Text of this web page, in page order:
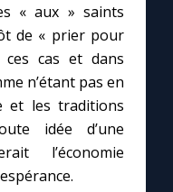
« aux » saints
de « prier pour
ces cas et dans
n’étant pas en
et les traditions
idée d’une
l’économie